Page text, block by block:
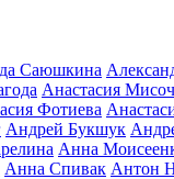
Саюшкина
Анастасия
Фотиева
Андрей Букшук
Анна
Анна Спивак Антон